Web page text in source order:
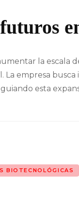
la
La empresa
esta
BIOTECNOLÓGICAS